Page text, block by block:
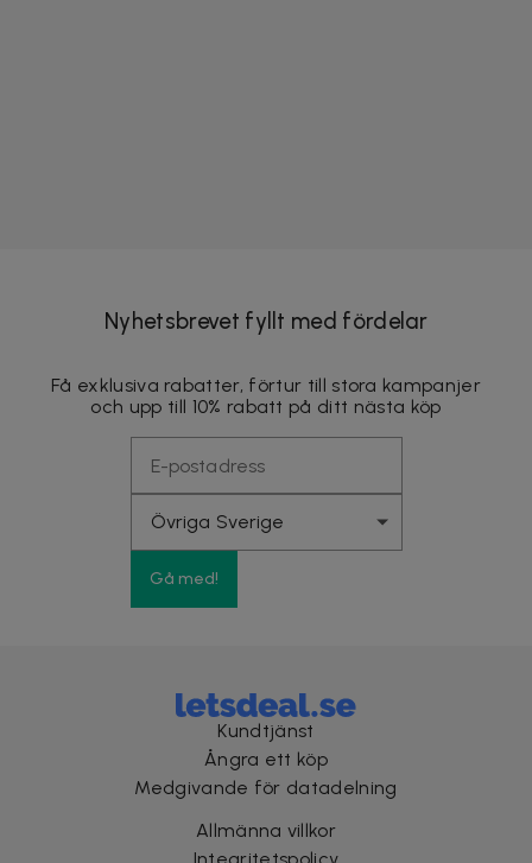
Nyhetsbrevet fyllt med fördelar
Få exklusiva rabatter, förtur till stora kampanjer
och upp till 10% rabatt på ditt nästa köp
Gå med!
Kundtjänst
Ångra ett köp
Medgivande för datadelning
Allmänna villkor